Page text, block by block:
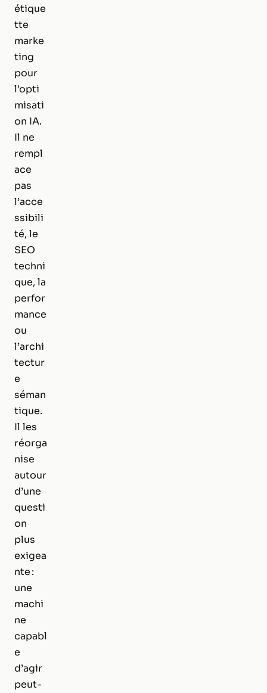
étique
tte
marke
ting
pour
l’opti
misati
on IA.
Il ne
rempl
ace
pas
l’acce
ssibili
té, le
SEO
techni
que, la
perfor
mance
ou
l’archi
tectur
e
séman
tique.
Il les
réorga
nise
autour
d’une
questi
on
plus
exigea
nte :
une
machi
ne
capabl
e
d’agir
peut-